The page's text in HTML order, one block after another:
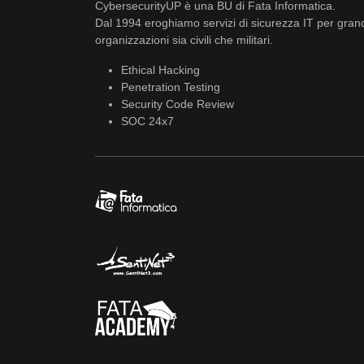
CybersecurityUP è una BU di Fata Informatica.
Dal 1994 eroghiamo servizi di sicurezza IT per
organizzazioni sia civili che militari.
Ethical Hacking
Penetration Testing
Security Code Review
SOC 24x7